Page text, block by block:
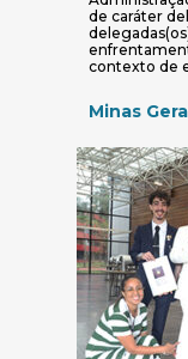
de caráter
contexto de
Minas